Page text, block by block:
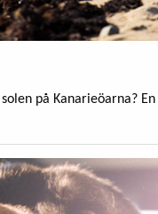
på Kanarieöarna?